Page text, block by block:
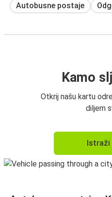
Autobusne postaje
Kamo
Otkrij našu kartu
diljem
Istraži